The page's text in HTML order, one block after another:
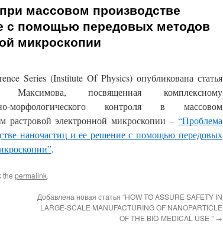
массовом производстве
с помощью передовых методов
микроскопии
Series (Institute Of Physics) опубликована статья
посвященная комплексному
морфологического контроля в массовом
растровой электронной микроскопии – “Проблема
наночастиц и ее решение с помощью передовых
.
the permalink.
Добавлена новая статья “HOW TO ASSURE SAFETY IN
LARGE-SCALE MANUFACTURING OF NANOPARTICLE
OF THE BIO-MEDICAL USE ” →